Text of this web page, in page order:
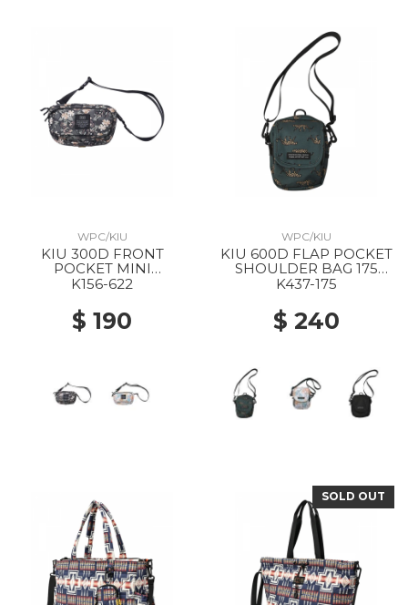
WPC/KIU
KIU 300D FRONT
POCKET MINI
SHOULDER BAG 622
K156-622
$ 190
WPC/KIU
KIU 600D FLAP POCKET
SHOULDER BAG 175
LEOPARD
K437-175
$ 240
SOLD OUT